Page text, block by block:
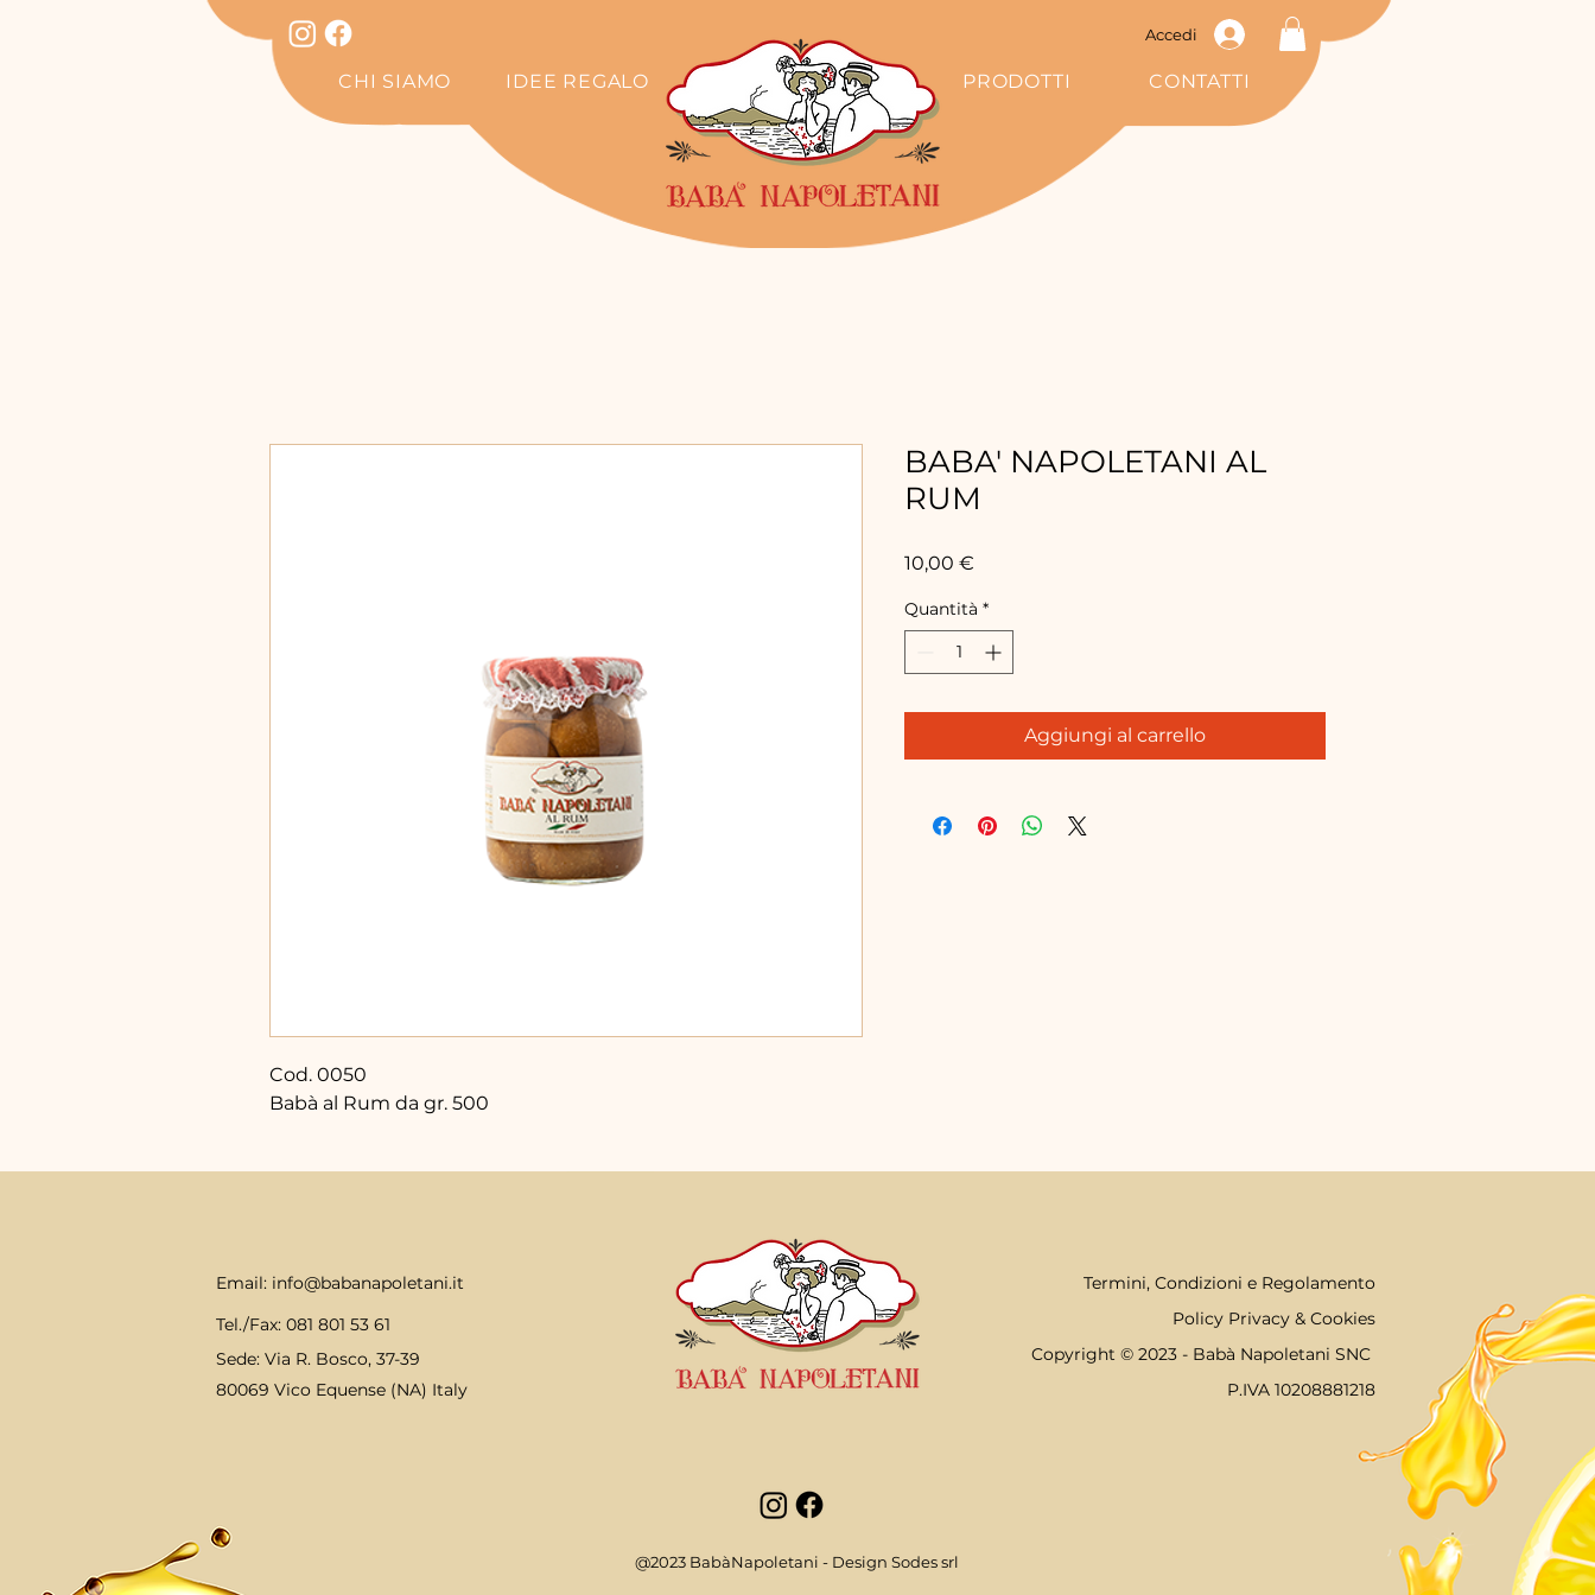
PRODOTTI CONTATTI
Accedi
CHI SIAMO IDEE REGALO
Cod. 0050
Babà al Rum da gr. 500
BABA' NAPOLETANI AL
RUM
10,00 €
Quantità *
Aggiungi al carrello
Email: info@babanapoletani.it
Tel./Fax: 081 801 53 61
Sede: Via R. Bosco, 37-39
80069 Vico Equense (NA) Italy
Termini, Condizioni e Regolamento
Policy Privacy & Cookies
Copyright © 2023 - Babà Napoletani SNC
P.IVA 10208881218
@2023 BabàNapoletani - Design Sodes srl